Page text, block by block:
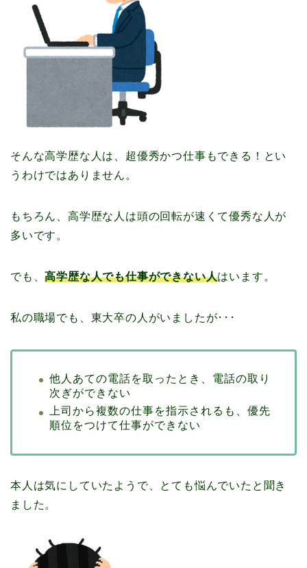
そんな高学歴な人は、超優秀かつ仕事もできる！とい
うわけではありません。
もちろん、高学歴な人は頭の回転が速くて優秀な人が
多いです。
でも、高学歴な人でも仕事ができない人はいます。
私の職場でも、東大卒の人がいましたが･･･
他人あての電話を取ったとき、電話の取り
次ぎができない
上司から複数の仕事を指示されるも、優先
順位をつけて仕事ができない
本人は気にしていたようで、とても悩んでいたと聞き
ました。